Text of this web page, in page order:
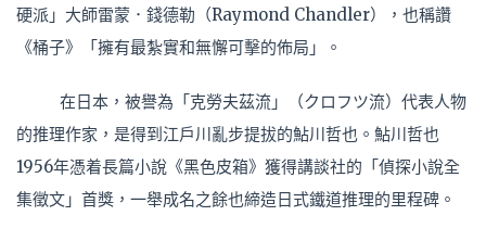
硬派」大師雷蒙．錢德勒（Raymond Chandler），也稱讚
《桶子》「擁有最紮實和無懈可擊的佈局」。
在日本，被譽為「克勞夫茲流」（クロフツ流）代表人物
的推理作家，是得到江戶川亂步提拔的鮎川哲也。鮎川哲也
1956年憑着長篇小說《黑色皮箱》獲得講談社的「偵探小說全
集徵文」首獎，一舉成名之餘也締造日式鐵道推理的里程碑。